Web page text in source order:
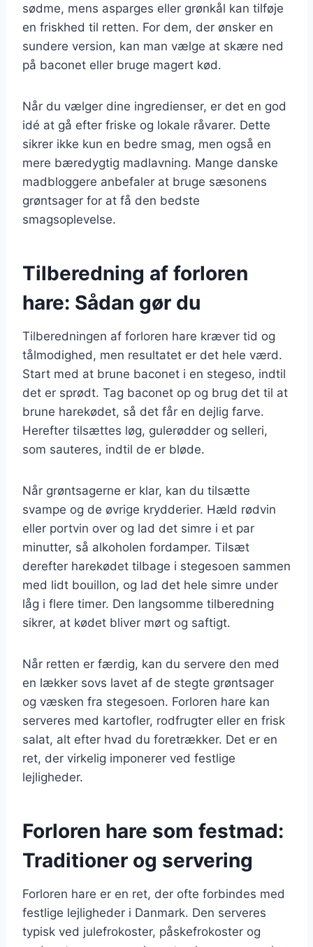
sødme, mens asparges eller grønkål kan tilføje
en friskhed til retten. For dem, der ønsker en
sundere version, kan man vælge at skære ned
på baconet eller bruge magert kød.
Når du vælger dine ingredienser, er det en god
idé at gå efter friske og lokale råvarer. Dette
sikrer ikke kun en bedre smag, men også en
mere bæredygtig madlavning. Mange danske
madbloggere anbefaler at bruge sæsonens
grøntsager for at få den bedste
smagsoplevelse.
Tilberedning af forloren
hare: Sådan gør du
Tilberedningen af forloren hare kræver tid og
tålmodighed, men resultatet er det hele værd.
Start med at brune baconet i en stegeso, indtil
det er sprødt. Tag baconet op og brug det til at
brune harekødet, så det får en dejlig farve.
Herefter tilsættes løg, gulerødder og selleri,
som sauteres, indtil de er bløde.
Når grøntsagerne er klar, kan du tilsætte
svampe og de øvrige krydderier. Hæld rødvin
eller portvin over og lad det simre i et par
minutter, så alkoholen fordamper. Tilsæt
derefter harekødet tilbage i stegesoen sammen
med lidt bouillon, og lad det hele simre under
låg i flere timer. Den langsomme tilberedning
sikrer, at kødet bliver mørt og saftigt.
Når retten er færdig, kan du servere den med
en lækker sovs lavet af de stegte grøntsager
og væsken fra stegesoen. Forloren hare kan
serveres med kartofler, rodfrugter eller en frisk
salat, alt efter hvad du foretrækker. Det er en
ret, der virkelig imponerer ved festlige
lejligheder.
Forloren hare som festmad:
Traditioner og servering
Forloren hare er en ret, der ofte forbindes med
festlige lejligheder i Danmark. Den serveres
typisk ved julefrokoster, påskefrokoster og